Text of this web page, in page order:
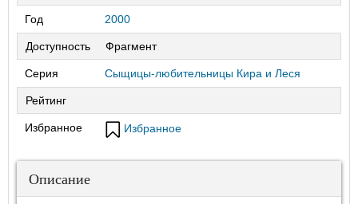
Год 2000
Доступность Фрагмент
Серия Сыщицы-любительницы Кира и Леся
Рейтинг
Избранное Избранное
Описание